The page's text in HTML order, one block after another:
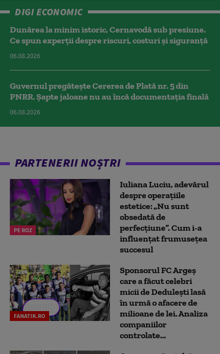
DIGI ECONOMIC
Dunărea la minim istoric, Cernavodă sub presiune.
Ce spun experții despre riscuri, costuri și siguranță
06.08.2026
Guvernul pregătește Cererea de Plată nr. 5 din
PNRR. Șapte jaloane nu au încă documentația finală
06.08.2026
PARTENERII NOȘTRI
PE ROZ
Iuliana Luciu, adevărul
despre operațiile
estetice: „Nu sunt
obsedată de
perfecțiune”. Cum i-a
influențat frumusețea
succesul
FANATIK.RO
Sponsorul FC Argeș
care a făcut celebri
micii de Dedulești lasă
în urmă o afacere de
milioane de lei. Analiza
companiilor
controlate...